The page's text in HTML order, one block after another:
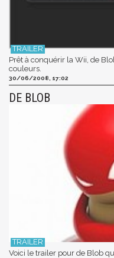
Prêt à conquérir la Wii, de
couleurs.
30/06/2008, 17:02
DE BLOB
Voici le trailer pour de Blob